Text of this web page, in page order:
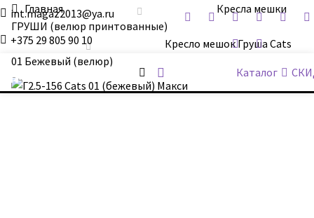
int.magaz2013@ya.ru
+375 29 805 90 10
ДримБэг.бай Каталог
Главная
Кресла мешки
ГРУШИ (велюр принтованные)
Кресло мешок Груша Cats
01 Бежевый (велюр)